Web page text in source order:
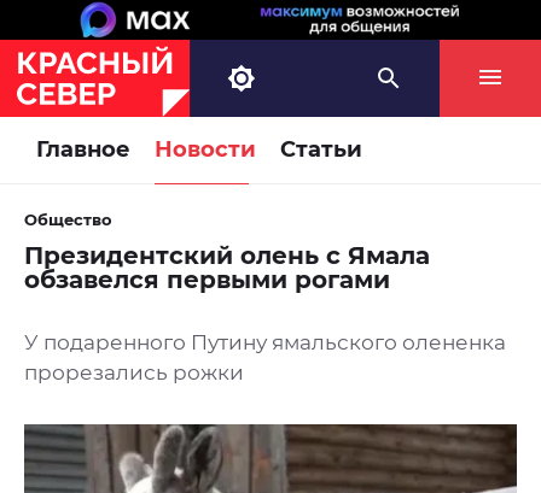
Главное Новости Статьи
Общество
Президентский олень с Ямала
обзавелся первыми рогами
У подаренного Путину ямальского олененка
прорезались рожки